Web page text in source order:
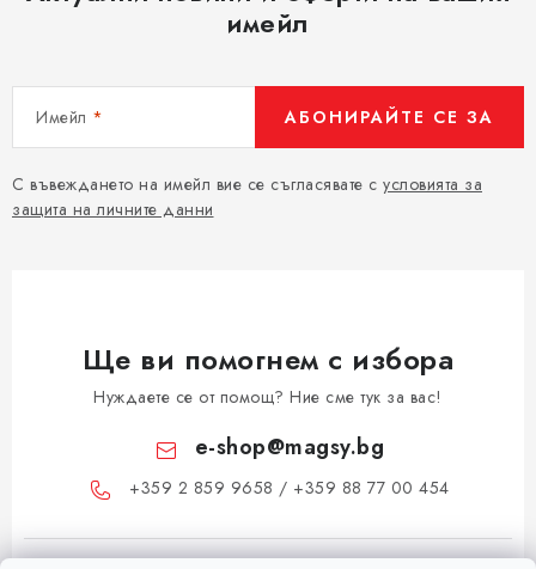
имейл
Имейл
С въвеждането на имейл вие се съгласявате с условията за
защита на личните данни
АБОНИРАЙТЕ СЕ ЗА
Ще ви помогнем с избора
Нуждаете се от помощ? Ние сме тук за вас!
e-shop@magsy.bg
+359 2 859 9658 / +359 88 77 00 454